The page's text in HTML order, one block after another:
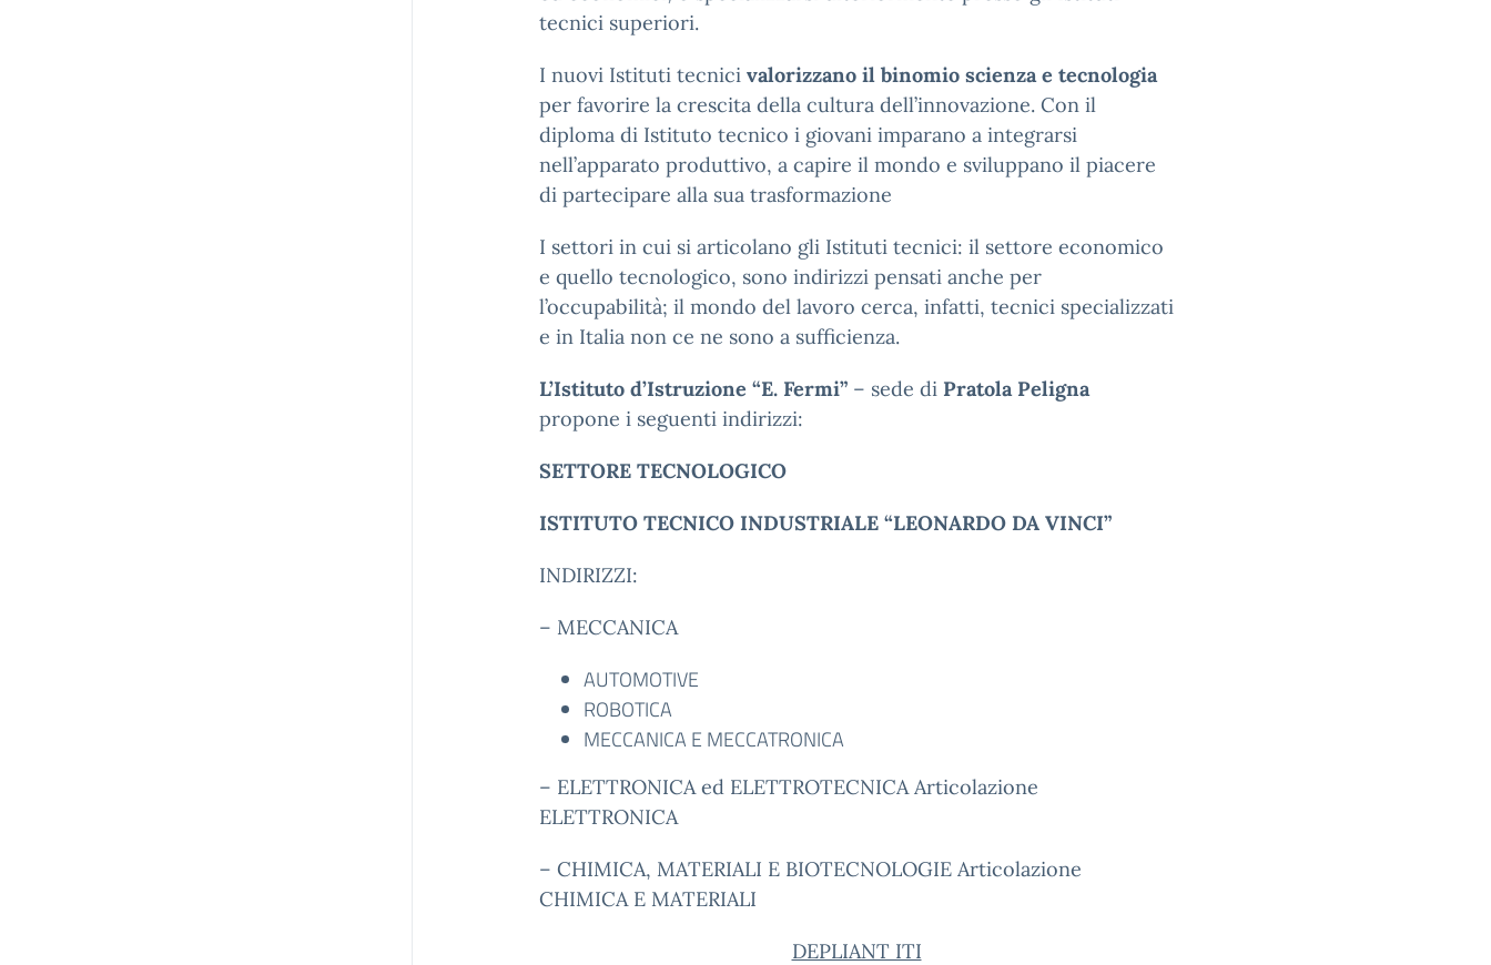
tecnici superiori.
I nuovi Istituti tecnici valorizzano il binomio scienza e tecnologia
per favorire la crescita della cultura dell’innovazione. Con il
diploma di Istituto tecnico i giovani imparano a integrarsi
nell’apparato produttivo, a capire il mondo e sviluppano il piacere
di partecipare alla sua trasformazione
I settori in cui si articolano gli Istituti tecnici: il settore economico
e quello tecnologico, sono indirizzi pensati anche per
l’occupabilità; il mondo del lavoro cerca, infatti, tecnici specializzati
e in Italia non ce ne sono a sufficienza.
L’Istituto d’Istruzione “E. Fermi” – sede di Pratola Peligna
propone i seguenti indirizzi:
SETTORE TECNOLOGICO
ISTITUTO TECNICO INDUSTRIALE “LEONARDO DA VINCI”
INDIRIZZI:
– MECCANICA
AUTOMOTIVE
ROBOTICA
MECCANICA E MECCATRONICA
– ELETTRONICA ed ELETTROTECNICA Articolazione
ELETTRONICA
– CHIMICA, MATERIALI E BIOTECNOLOGIE Articolazione
CHIMICA E MATERIALI
DEPLIANT ITI